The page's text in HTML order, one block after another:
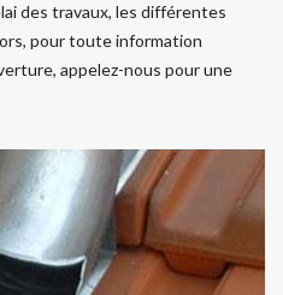
des travaux, les différentes
pour toute information
appelez-nous pour une